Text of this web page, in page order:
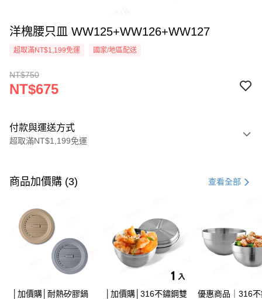
洋槐腰只皿 WW125+WW126+WW127
超取滿NT$1,199免運 國家/地區配送
NT$750
NT$675
付款與運送方式
超取滿NT$1,199免運
信用卡一次付款
Apple Pay
街口支付
Google Pay
商品加價購 (3) 查看全部
│加價購│耐熱矽膠鍋
│加價購│316不鏽鋼雙
優惠商品｜316